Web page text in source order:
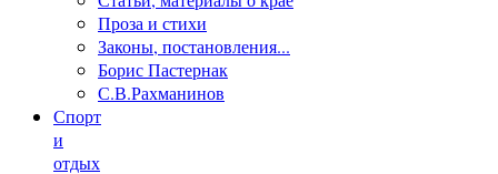
Проза и стихи
Законы, постановления...
Борис Пастернак
С.В.Рахманинов
Спорт
и
отдых